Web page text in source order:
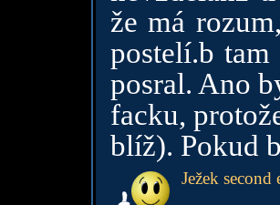
že má
postelí.b
posral. Ano
facku,
blíž). Pokud
Ježek second